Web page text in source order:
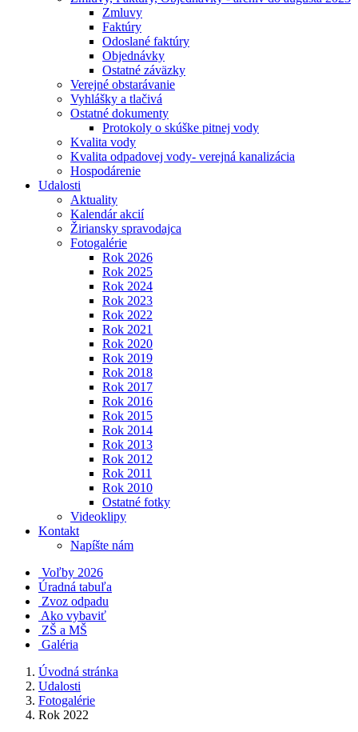
Zmluvy
Faktúry
Odoslané faktúry
Objednávky
Ostatné záväzky
Verejné obstarávanie
Vyhlášky a tlačivá
Ostatné dokumenty
Protokoly o skúške pitnej vody
Kvalita vody
Kvalita odpadovej vody- verejná kanalizácia
Hospodárenie
Udalosti
Aktuality
Kalendár akcií
Žiriansky spravodajca
Fotogalérie
Rok 2026
Rok 2025
Rok 2024
Rok 2023
Rok 2022
Rok 2021
Rok 2020
Rok 2019
Rok 2018
Rok 2017
Rok 2016
Rok 2015
Rok 2014
Rok 2013
Rok 2012
Rok 2011
Rok 2010
Ostatné fotky
Videoklipy
Kontakt
Napíšte nám
Voľby 2026
Úradná tabuľa
Zvoz odpadu
Ako vybaviť
ZŠ a MŠ
Galéria
Úvodná stránka
Udalosti
Fotogalérie
Rok 2022